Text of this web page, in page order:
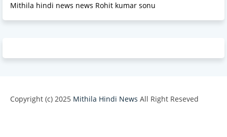
Mithila hindi news news Rohit kumar sonu
Copyright (c) 2025 Mithila Hindi News All Right Reseved